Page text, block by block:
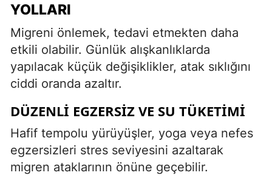
YOLLARI
Migreni önlemek, tedavi etmekten daha
etkili olabilir. Günlük alışkanlıklarda
yapılacak küçük değişiklikler, atak sıklığını
ciddi oranda azaltır.
DÜZENLI EGZERSIZ VE SU TÜKETIMI
Hafif tempolu yürüyüşler, yoga veya nefes
egzersizleri stres seviyesini azaltarak
migren ataklarının önüne geçebilir.